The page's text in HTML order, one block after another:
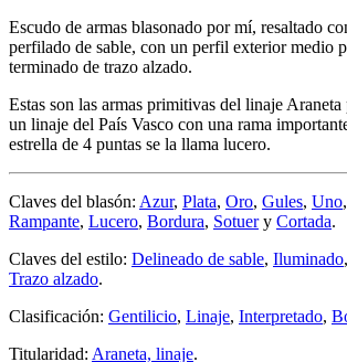
Escudo de armas blasonado por mí, resaltado
perfilado de sable, con un perfil exterior medio
terminado de trazo alzado.
Estas son las armas primitivas del linaje
un linaje del País Vasco con una rama
estrella de 4 puntas se la llama lucero.
Claves del blasón: Azur, Plata, Oro, Gules, Uno,
Rampante, Lucero, Bordura, Sotuery Cortada.
Claves del estilo: Delineado de sable, Iluminado,
Trazo alzado.
Clasificación: Gentilicio, Linaje, Interpretado,
Titularidad: Araneta, linaje.